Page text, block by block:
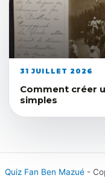
31 JUILLET 2026
Comment créer
simples
Quiz Fan Ben Mazué-